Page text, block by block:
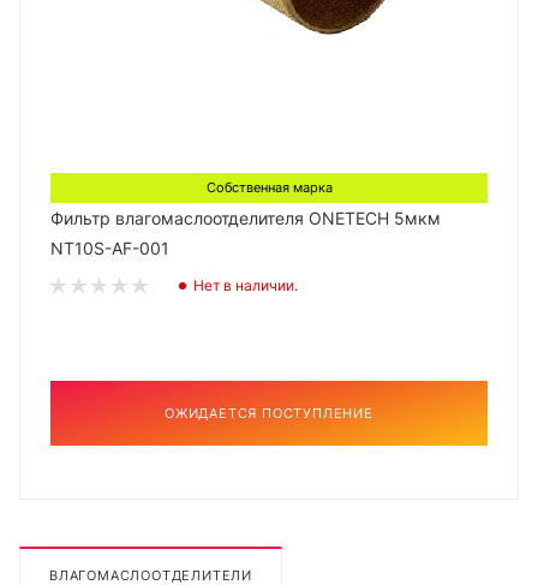
Собственная марка
Фильтр влагомаслоотделителя ONETECH 5мкм
NT10S-AF-001
Нет в наличии.
ОЖИДАЕТСЯ ПОСТУПЛЕНИЕ
ВЛАГОМАСЛООТДЕЛИТЕЛИ